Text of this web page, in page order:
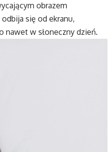
obrazem
się od ekranu,
nawet w słoneczny dzień.